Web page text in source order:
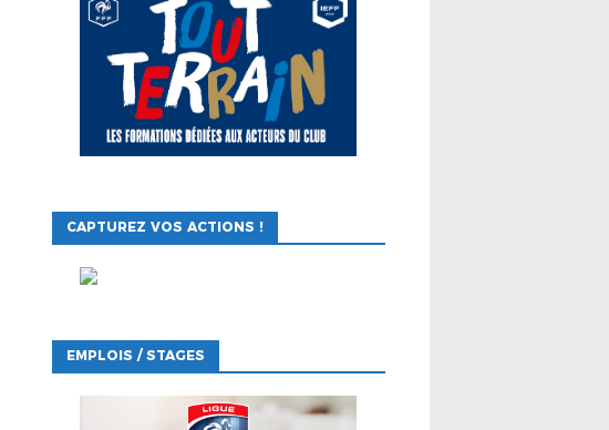
CAPTUREZ VOS ACTIONS !
EMPLOIS / STAGES